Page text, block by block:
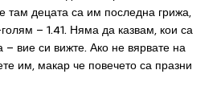
там децата са им последна грижа,
– 1.41. Няма да казвам, кои са
вие си вижте. Ако не вярвате на
им, макар че повечето са празни